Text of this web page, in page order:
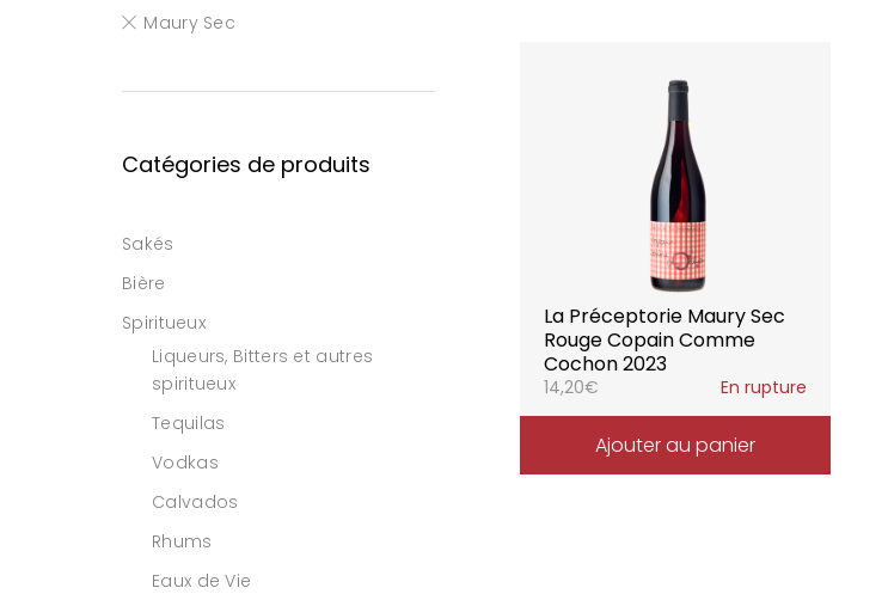
La Préceptorie Maury Sec
Rouge Copain Comme
Cochon 2023
14,20€ En rupture
Ajouter au panier
Maury Sec
Catégories de produits
Sakés
Bière
Spiritueux
Liqueurs, Bitters et autres
spiritueux
Tequilas
Vodkas
Calvados
Rhums
Eaux de Vie